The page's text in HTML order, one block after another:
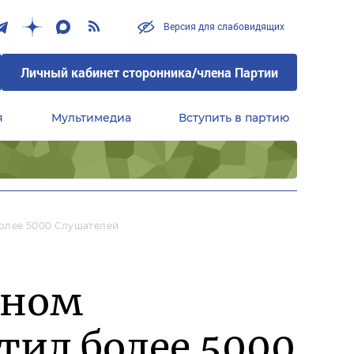
Версия для слабовидящих
Личный кабинет сторонника/члена Партии
Мультимедиа Вступить в партию
5000 Слушателей